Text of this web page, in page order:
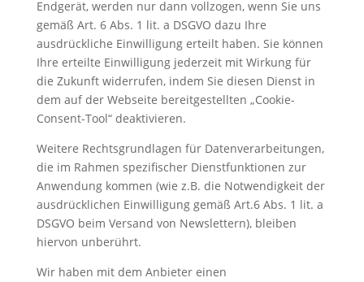
Endgerät, werden nur dann vollzogen, wenn Sie uns
gemäß Art. 6 Abs. 1 lit. a DSGVO dazu Ihre
ausdrückliche Einwilligung erteilt haben. Sie können
Ihre erteilte Einwilligung jederzeit mit Wirkung für
die Zukunft widerrufen, indem Sie diesen Dienst in
dem auf der Webseite bereitgestellten „Cookie-
Consent-Tool“ deaktivieren.
Weitere Rechtsgrundlagen für Datenverarbeitungen,
die im Rahmen spezifischer Dienstfunktionen zur
Anwendung kommen (wie z.B. die Notwendigkeit der
ausdrücklichen Einwilligung gemäß Art.6 Abs. 1 lit. a
DSGVO beim Versand von Newslettern), bleiben
hiervon unberührt.
Wir haben mit dem Anbieter einen